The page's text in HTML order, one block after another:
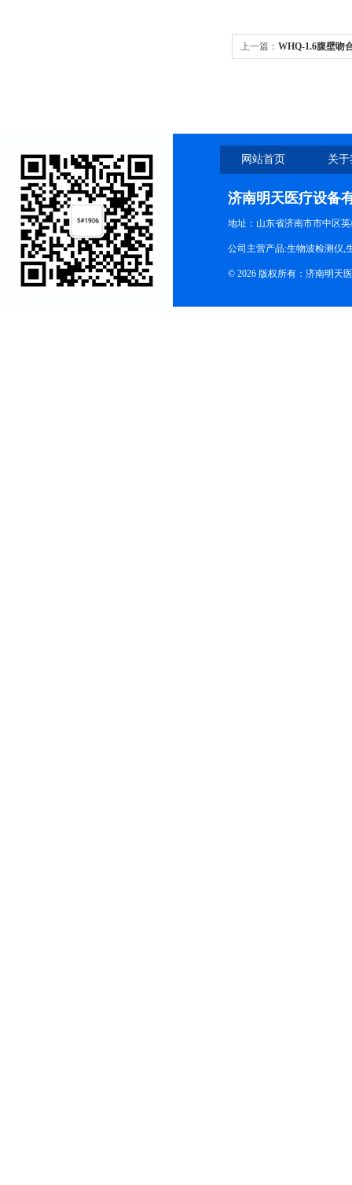
上一篇： WHQ-1.6腹壁吻
网站首页 关
济南明天医疗设备
地址：山东省济南市市中区
公司主营产品:生物波检测仪,
© 2026 版权所有：济南明天